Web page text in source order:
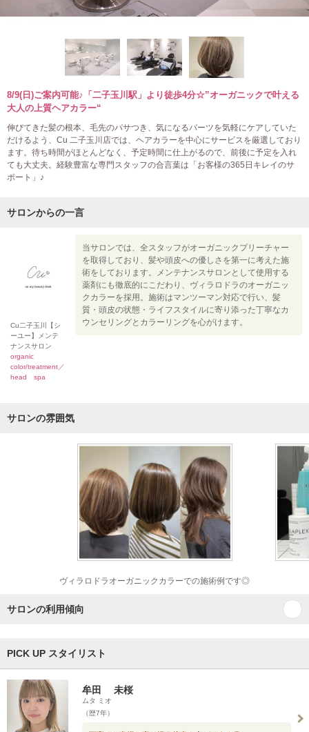
8/9(日)ご案内可能♪「二子玉川駅」より徒歩4分☆”オーガニックで叶える
大人の上質ヘアカラー“
伸びてきた髪の根本、毛先のパサつき、気になるパーツを気軽にケアしていた
だけるよう、Cu 二子玉川店では、ヘアカラーを中心にサービスを厳選しており
ます。待ち時間がほとんどなく、予定時間に仕上がるので、前後に予定を入れ
ても大丈夫。経験豊富な専門スタッフの合言葉は「お客様の365日キレイのサ
ポート」♪
サロンからの一言
Cu二子玉川【シ
ーユー】メンテ
ナンスサロン
organic
color/treatment／
head spa
当サロンでは、全スタッフがオーガニックプリーチャー
を取得しており、髪や頭皮への優しさを第一に考えた施
術をしております。メンテナンスサロンとして使用する
薬剤にも徹底的にこだわり、ヴィラロドラのオーガニッ
クカラーを採用。施術はマンツーマン対応で行い、髪
質・頭皮の状態・ライフスタイルに寄り添った丁寧なカ
ウンセリングとカラーリングを心がけます。
サロンの雰囲気
ヴィラロドラオーガニックカラーでの施術例です◎
サロンの利用傾向
PICK UP スタイリスト
牟田 未桜
ムタ ミオ
（歴7年）